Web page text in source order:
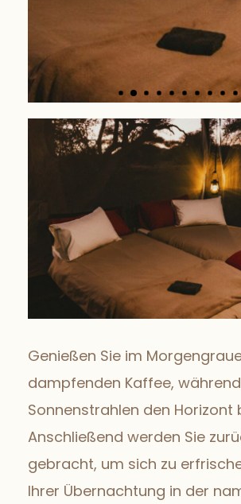
Genießen Sie im
dampfenden Kaffee,
Sonnenstrahlen den Horizont
Anschließend werden Sie
gebracht, um sich zu
Ihrer Übernachtung in der